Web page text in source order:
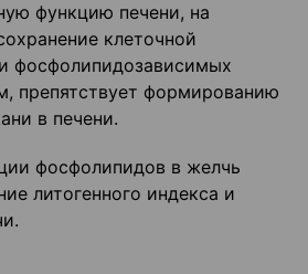
функцию печени, на
клеточной
фосфолипидозависимых
препятствует формированию
в печени.
фосфолипидов в желчь
литогенного индекса и